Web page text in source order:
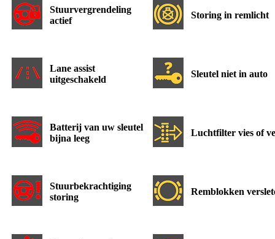
Stuurvergrendeling
actief
Storing in remlicht
Lane assist
uitgeschakeld
Sleutel niet in auto
Batterij van uw sleutel
bijna leeg
Luchtfilter vies of
Stuurbekrachtiging
storing
Remblokken